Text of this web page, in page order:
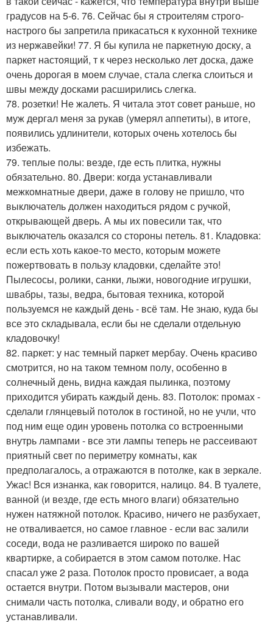
градусов на 5-6. 76. Сейчас бы я строителям строго-
настрого бы запретила прикасаться к кухонной технике
из нержавейки! 77. Я бы купила не паркетную доску, а
паркет настоящий, т к через несколько лет доска, даже
очень дорогая в моем случае, стала слегка слоиться и
швы между досками расширились слегка.
78. розетки! Не жалеть. Я читала этот совет раньше, но
муж дергал меня за рукав (умерял аппетиты), в итоге,
появились удлинители, которых очень хотелось бы
избежать.
79. теплые полы: везде, где есть плитка, нужны
обязательно. 80. Двери: когда устанавливали
межкомнатные двери, даже в голову не пришло, что
выключатель должен находиться рядом с ручкой,
открывающей дверь. А мы их повесили так, что
выключатель оказался со стороны петель. 81. Кладовка:
если есть хоть какое-то место, которым можете
пожертвовать в пользу кладовки, сделайте это!
Пылесосы, ролики, санки, лыжи, новогодние игрушки,
швабры, тазы, ведра, бытовая техника, которой
пользуемся не каждый день - всё там. Не знаю, куда бы
все это складывала, если бы не сделали отдельную
кладовочку!
82. паркет: у нас темный паркет мербау. Очень красиво
смотрится, но на таком темном полу, особенно в
солнечный день, видна каждая пылинка, поэтому
приходится убирать каждый день. 83. Потолок: промах -
сделали глянцевый потолок в гостиной, но не учли, что
под ним еще один уровень потолка со встроенными
внутрь лампами - все эти лампы теперь не рассеивают
приятный свет по периметру комнаты, как
предполагалось, а отражаются в потолке, как в зеркале.
Ужас! Вся изнанка, как говорится, налицо. 84. В туалете,
ванной (и везде, где есть много влаги) обязательно
нужен натяжной потолок. Красиво, ничего не разбухает,
не отваливается, но самое главное - если вас залили
соседи, вода не разливается широко по вашей
квартирке, а собирается в этом самом потолке. Нас
спасал уже 2 раза. Потолок просто провисает, а вода
остается внутри. Потом вызывали мастеров, они
снимали часть потолка, сливали воду, и обратно его
устанавливали.